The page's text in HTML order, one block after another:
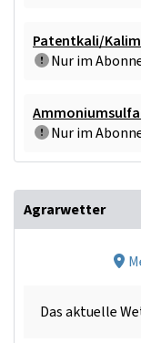
Patentkali/
Nur im
Nur im
Agrarwetter
Das aktuelle